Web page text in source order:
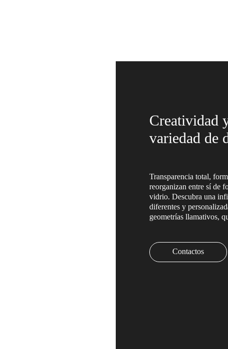
Creatividad
variedad de
Transparencia total,
reorganizan entre sí de
vidrio. Descubra una
diferentes y
geometrías llamativos,
Contactos